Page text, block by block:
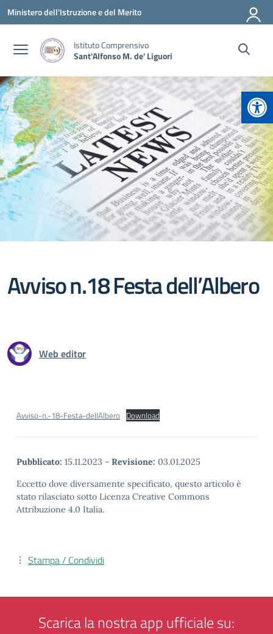
Vai ai contenuti
Vai al menu di navigazione
Vai al footer
Ministero dell'Istruzione e del Merito
Istituto Comprensivo
Sant'Alfonso M. de' Liguori
Avviso n.18 Festa dell’Albero
Web editor
Avviso-n.-18-Festa-dellAlbero Download
Pubblicato: 15.11.2023 - Revisione: 03.01.2025
Eccetto dove diversamente specificato, questo articolo è
stato rilasciato sotto Licenza Creative Commons
Attribuzione 4.0 Italia.
Stampa / Condividi
Scarica la nostra app ufficiale su: